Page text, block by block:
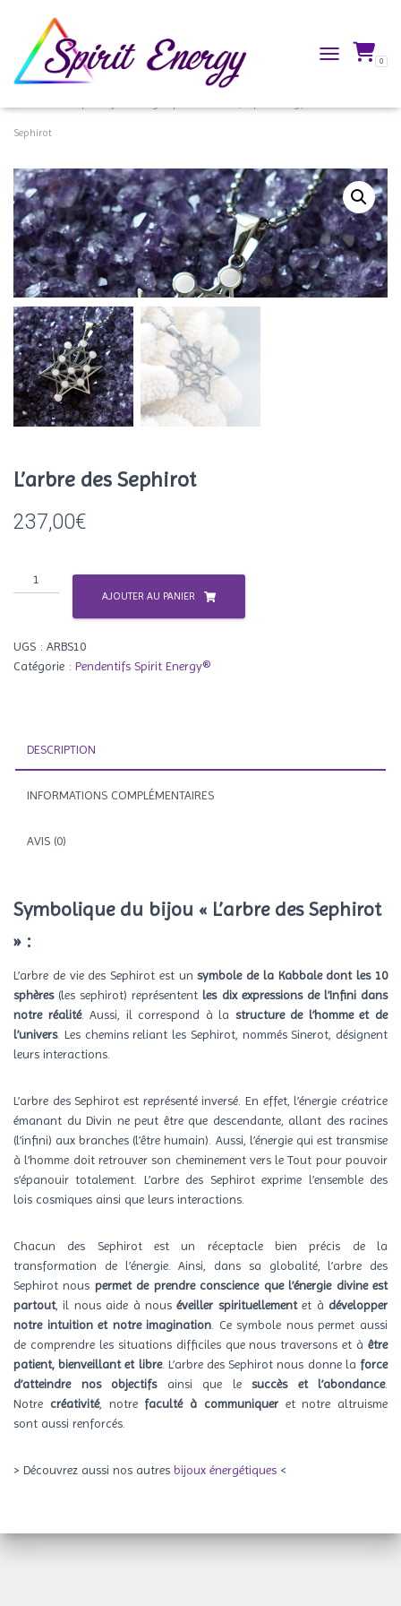
TOGGLE 0
Sephirot
L’arbre des Sephirot
237,00€
quantité
de
Sephirot
AJOUTER AU PANIER
UGS : ARBS10
Catégorie : Pendentifs Spirit Energy®
DESCRIPTION
INFORMATIONS COMPLÉMENTAIRES
AVIS (0)
Symbolique du bijou « L’arbre des Sephirot
» :
L’arbre de vie des Sephirot est unsymbole de la Kabbale dont les 10
sphères (les sephirot) représentent les dix expressions de l’Infini dans
notre réalité. Aussi, il correspond à la structure de l’homme et de
l’univers. Les chemins reliant les Sephirot, nommés Sinerot, désignent
leurs interactions.
L’arbre des Sephirot est représenté inversé. En effet, l’énergie créatrice
émanant du Divin ne peut être que descendante, allant des racines
(l’infini) aux branches (l’être humain). Aussi, l’énergie qui est transmise
à l’homme doit retrouver son cheminement vers le Tout pour pouvoir
s’épanouir totalement. L’arbre des Sephirot exprime l’ensemble des
lois cosmiques ainsi que leurs interactions.
Chacun des Sephirot est un réceptacle bien précis de la
transformation de l’énergie. Ainsi, dans sa globalité, l’arbre des
Sephirot nous permet de prendre conscience que l’énergie divine est
partout, il nous aide à nouséveiller spirituellement et à développer
notre intuition et notre imagination . Ce symbole nous permet aussi
de comprendre les situations difficiles que nous traversons et à être
patient, bienveillant et libre. L’arbre des Sephirot nous donne la force
d’atteindre nos objectifsainsi que le succès et l’abondance.
Notre créativité, notre faculté à communiqueret notre altruisme
sont aussi renforcés.
> Découvrez aussi nos autres bijoux énergétiques <